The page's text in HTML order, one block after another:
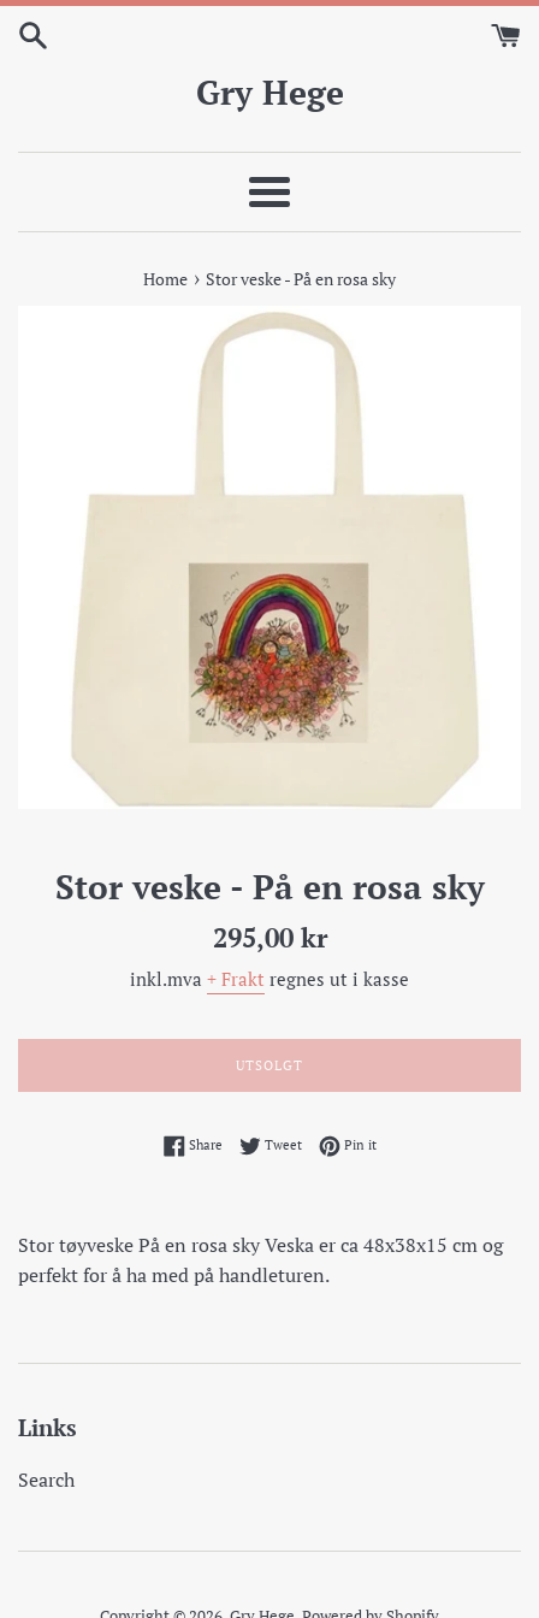
Skip
Gry Hege
Meny
Home › Stor veske - På en rosa sky
Stor veske - På en rosa sky
Pris
295,00 kr
inkl.mva + Frakt regnes ut i kasse
UTSOLGT
ShareShare on Facebook
TweetTweet on Twitter
Pin itPin on Pinterest
Stor tøyveske På en rosa sky Veska er ca 48x38x15 cm og
perfekt for å ha med på handleturen.
Links
Search